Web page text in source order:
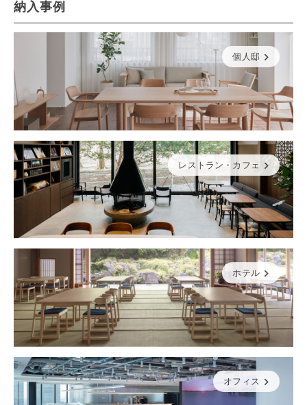
納入事例
個人邸
レストラン・カフェ
ホテル
オフィス